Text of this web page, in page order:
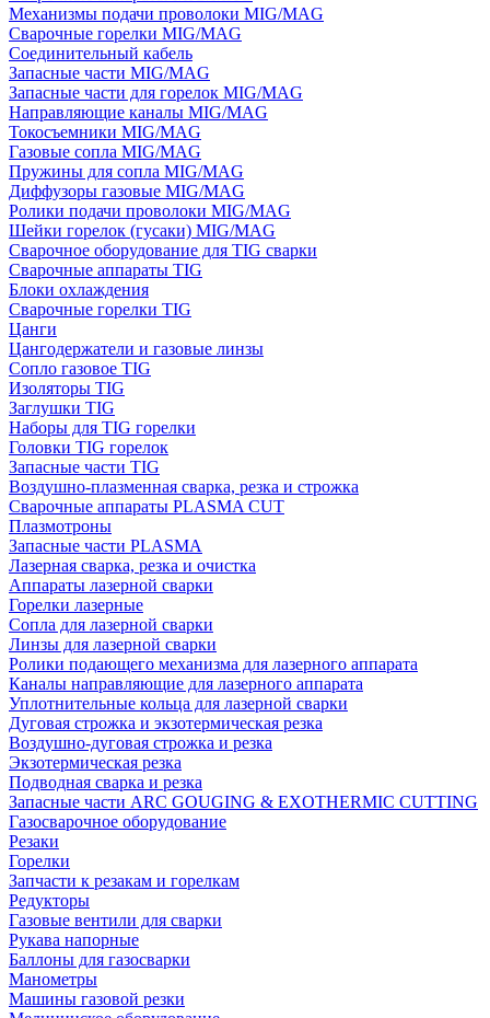
Механизмы подачи проволоки MIG/MAG
Сварочные горелки MIG/MAG
Соединительный кабель
Запасные части MIG/MAG
Запасные части для горелок MIG/MAG
Направляющие каналы MIG/MAG
Токосъемники MIG/MAG
Газовые сопла MIG/MAG
Пружины для сопла MIG/MAG
Диффузоры газовые MIG/MAG
Ролики подачи проволоки MIG/MAG
Шейки горелок (гусаки) MIG/MAG
Сварочное оборудование для TIG сварки
Сварочные аппараты TIG
Блоки охлаждения
Сварочные горелки TIG
Цанги
Цангодержатели и газовые линзы
Сопло газовое TIG
Изоляторы TIG
Заглушки TIG
Наборы для TIG горелки
Головки TIG горелок
Запасные части TIG
Воздушно-плазменная сварка, резка и строжка
Сварочные аппараты PLASMA CUT
Плазмотроны
Запасные части PLASMA
Лазерная сварка, резка и очистка
Аппараты лазерной сварки
Горелки лазерные
Сопла для лазерной сварки
Линзы для лазерной сварки
Ролики подающего механизма для лазерного аппарата
Каналы направляющие для лазерного аппарата
Уплотнительные кольца для лазерной сварки
Дуговая строжка и экзотермическая резка
Воздушно-дуговая строжка и резка
Экзотермическая резка
Подводная сварка и резка
Запасные части ARC GOUGING & EXOTHERMIC CUTTING
Газосварочное оборудование
Резаки
Горелки
Запчасти к резакам и горелкам
Редукторы
Газовые вентили для сварки
Рукава напорные
Баллоны для газосварки
Манометры
Машины газовой резки